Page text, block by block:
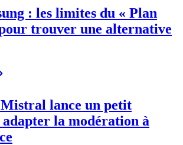
: les limites du « Plan
trouver une alternative
lance un petit
la modération à